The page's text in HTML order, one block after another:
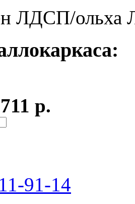
ЛДСП/ольха
р.
91-14